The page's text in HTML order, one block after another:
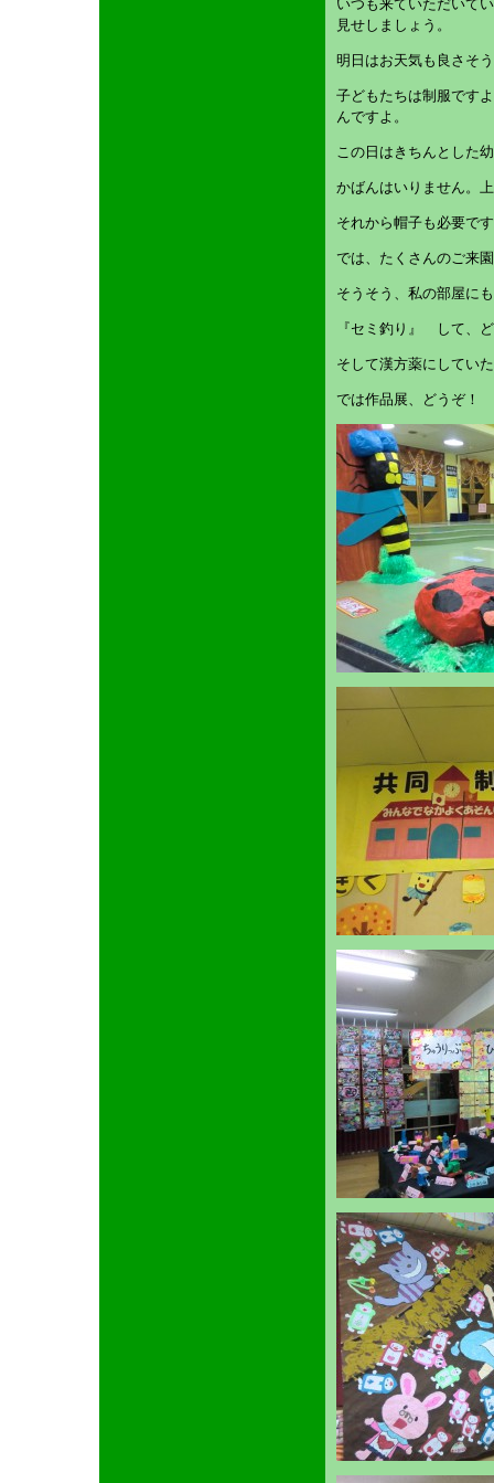
いつも来ていただいて
見せしましょう。
明日はお天気も良さそ
子どもたちは制服です
んですよ。
この日はきちんとした
かばんはいりません。
それから帽子も必要で
では、たくさんのご来
そうそう、私の部屋に
『セミ釣り』 して、
そして漢方薬にしてい
では作品展、どうぞ！